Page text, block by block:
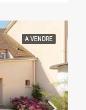
A VENDRE